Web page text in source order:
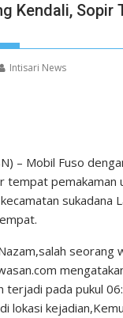
Kendali, Sopir
Intisari News
– Mobil Fuso
tempat pemakaman
sukadana
seorang
pada pukul
lokasi